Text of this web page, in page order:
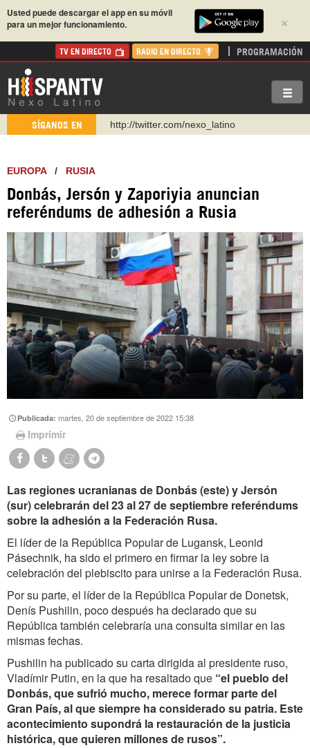
×
Usted puede descargar el app en su móvil
para un mejor funcionamiento.
TV EN DIRECTO RADIO EN DIRECTO PROGRAMACIÓN
SÍGANOS EN
http://twitter.com/nexo_latino
WhatsApp y Viber: +98 921 79 29 404
Instagram como: hispan_tv
https://www.youtube.com/@nexo_latino
EUROPA/ RUSIA
Donbás, Jersón y Zaporiyia anuncian
referéndums de adhesión a Rusia
Publicada:martes, 20 de septiembre de 2022 15:38
Imprimir
Las regiones ucranianas de Donbás (este) y Jersón
(sur) celebrarán del 23 al 27 de septiembre referéndums
sobre la adhesión a la Federación Rusa.
El líder de la República Popular de Lugansk, Leonid
Pásechnik, ha sido el primero en firmar la ley sobre la
celebración del plebiscito para unirse a la Federación Rusa.
Por su parte, el líder de la República Popular de Donetsk,
Denís Pushilin, poco después ha declarado que su
República también celebraría una consulta similar en las
mismas fechas.
Pushilin ha publicado su carta dirigida al presidente ruso,
Vladímir Putin, en la que ha resaltado que “el pueblo del
Donbás, que sufrió mucho, merece formar parte del
Gran País, al que siempre ha considerado su patria. Este
acontecimiento supondrá la restauración de la justicia
histórica, que quieren millones de rusos”.